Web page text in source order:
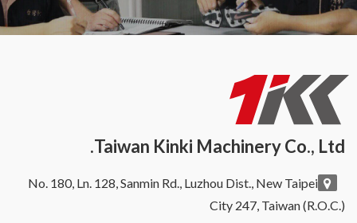
Taiwan Kinki Machinery Co., Ltd.
No. 180, Ln. 128, Sanmin Rd., Luzhou Dist., New Taipei
City 247, Taiwan (R.O.C.)